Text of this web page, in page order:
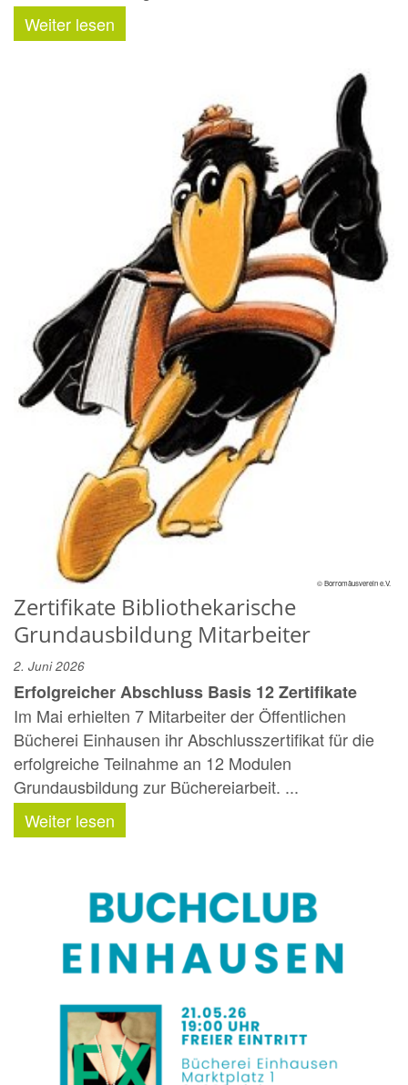
Weiter lesen
© Borromäusverein e.V.
Zertifikate Bibliothekarische
Grundausbildung Mitarbeiter
2. Juni 2026
Erfolgreicher Abschluss Basis 12 Zertifikate
Im Mai erhielten 7 Mitarbeiter der Öffentlichen
Bücherei Einhausen ihr Abschlusszertifikat für die
erfolgreiche Teilnahme an 12 Modulen
Grundausbildung zur Büchereiarbeit. ...
Weiter lesen